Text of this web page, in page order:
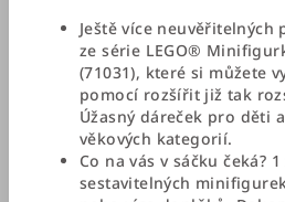
Ještě více neuvěřitelných
ze série LEGO®
(71031), které si můžete
pomocí rozšířit již tak
Úžasný dáreček pro děti
věkových kategorií.
Co na vás v sáčku čeká?
sestavitelných